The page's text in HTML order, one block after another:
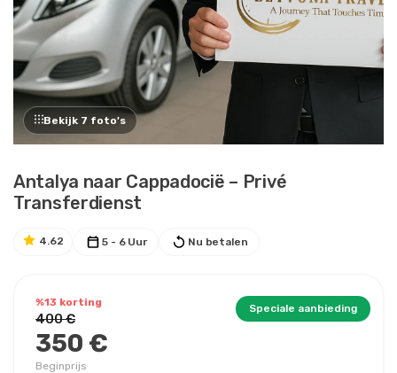
Bekijk 7 foto's
Antalya naar Cappadocië – Privé
Transferdienst
4.62 5 - 6 Uur Nu betalen
Speciale aanbieding
%13 korting
400 €
350 €
Beginprijs